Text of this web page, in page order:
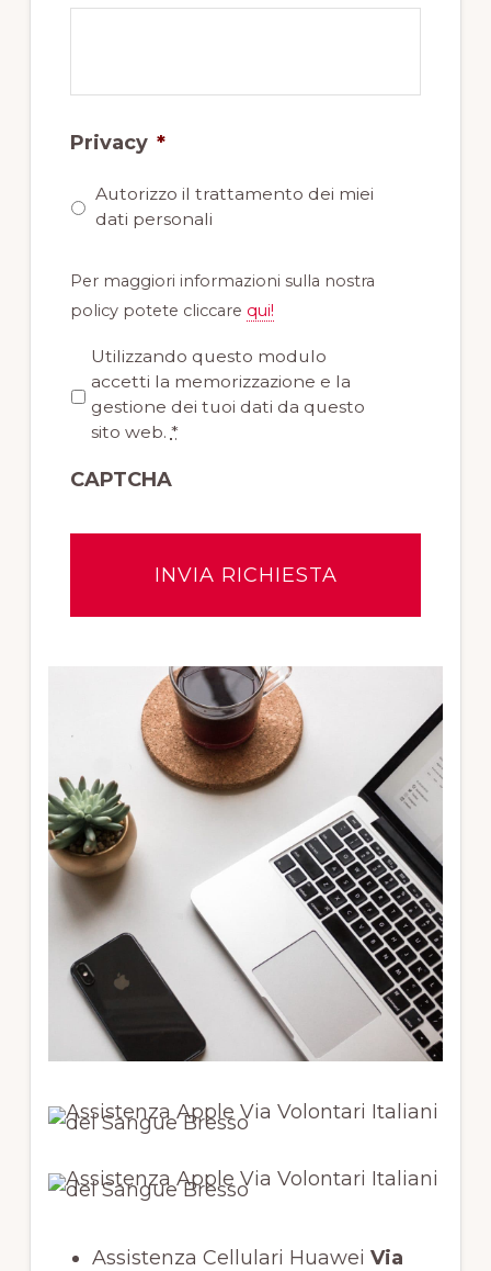
Privacy *
Autorizzo il trattamento dei miei
dati personali
Per maggiori informazioni sulla nostra
policy potete cliccare qui!
i
c
*
Utilizzando questo modulo
accetti la memorizzazione e la
gestione dei tuoi dati da questo
sito web. *
CAPTCHA
Assistenza Cellulari Huawei Via